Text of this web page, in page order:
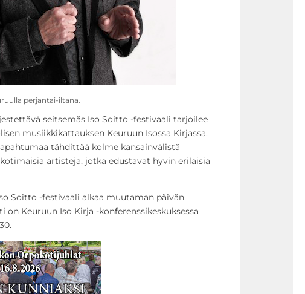
perjantai-iltana.
seitsemäs Iso Soitto -festivaali tarjoilee
musiikkikattauksen Keuruun Isossa Kirjassa.
tähdittää kolme kansainvälistä
artisteja, jotka edustavat hyvin erilaisia
Soitto -festivaali alkaa muutaman päivän
on Keuruun Iso Kirja -konferenssikeskuksessa